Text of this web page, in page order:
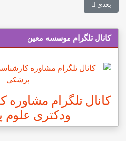
مطلب بعدی: اصلاح ساختار المپیاد
بعدی
کانال تلگرام موسسه معین
کانال تلگرام
ودکتری